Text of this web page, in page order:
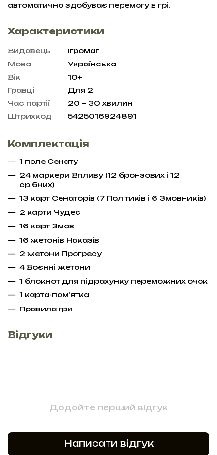
автоматично здобуває перемогу в грі.
Характеристики
Видавець
Ігромаг
Мова
Українська
Вік
10+
Гравці
Для 2
Час партії
20 – 30 хвилин
Штрихкод
5425016924891
Комплектація
1 поле Сенату
24 маркери Впливу (12 бронзових і 12
срібних)
13 карт Сенаторів (7 Політиків і 6 Змовників)
2 карти Чудес
16 карт Змов
16 жетонів Наказів
2 жетони Прогресу
4 Воєнні жетони
1 блокнот для підрахунку переможних очок
1 карта-пам’ятка
Правила гри
Відгуки
Додайте перший відгук
Написати відгук